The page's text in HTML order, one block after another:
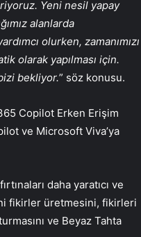
Yeni nesil yapay
alanlarda
olurken, zamanımızı
olarak yapılması için.
bekliyor.” söz konusu.
Copilot Erken Erişim
ve Microsoft Viva’ya
daha yaratıcı ve
fikirler üretmesini, fikirleri
ve Beyaz Tahta